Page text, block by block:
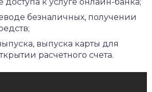
безналичных, получении
выпуска карты для
расчетного счета.